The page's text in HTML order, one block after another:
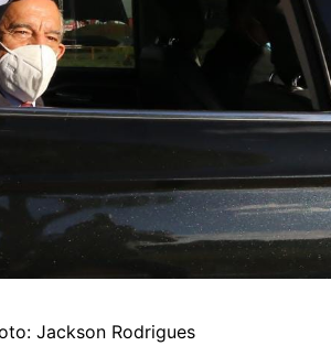
Jackson Rodrigues